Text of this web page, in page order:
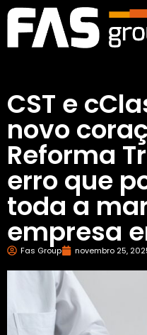
CST e
novo
Reforma
erro que
toda a
empresa
Fas Group novembro 25,